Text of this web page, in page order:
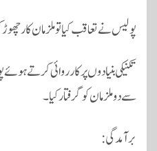
پولیس نے تعاقب کیا تو ملزمان کار
تکنیکی بنیادوں پر کارروائی کرتے
سے دو ملزمان کو گرفتار کیا۔
برآمدگی: